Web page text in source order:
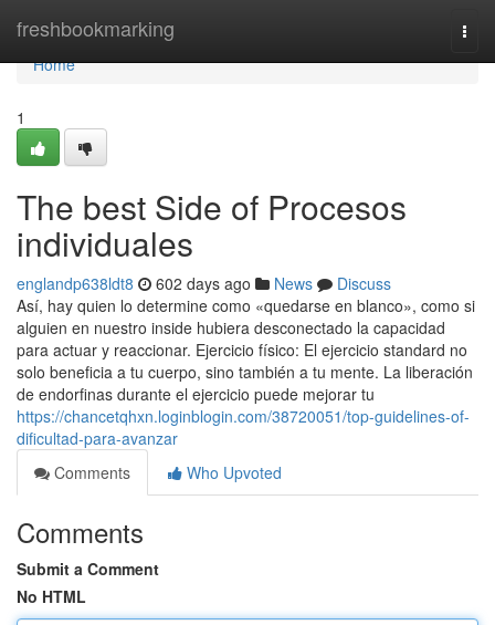
freshbookmarking
Home
Home
1
The best Side of Procesos
individuales
englandp638ldt8 602 days ago News
Discuss
Así, hay quien lo determine como «quedarse en blanco», como si
alguien en nuestro inside hubiera desconectado la capacidad
para actuar y reaccionar. Ejercicio físico: El ejercicio standard no
solo beneficia a tu cuerpo, sino también a tu mente. La liberación
de endorfinas durante el ejercicio puede mejorar tu
https://chancetqhxn.loginblogin.com/38720051/top-guidelines-of-
dificultad-para-avanzar
Comments
Who Upvoted
Comments
Submit a Comment
No HTML